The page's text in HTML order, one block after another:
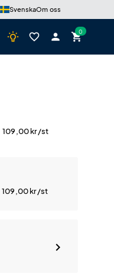
SvenskaOm oss
wb_incandescent favorite_border person shopping_cart
109,00kr/st
109,00kr/st